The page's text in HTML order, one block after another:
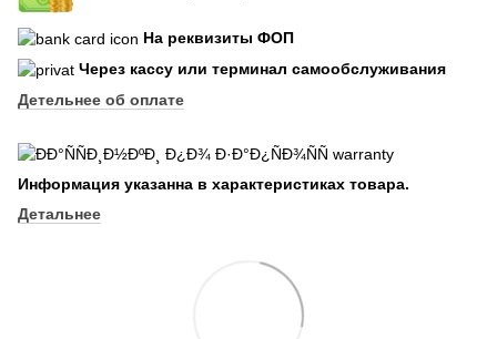
На реквизиты ФОП
Через кассу или терминал самообслуживания
Детельнее об оплате
Информация указанна в характеристиках товара.
Детальнее